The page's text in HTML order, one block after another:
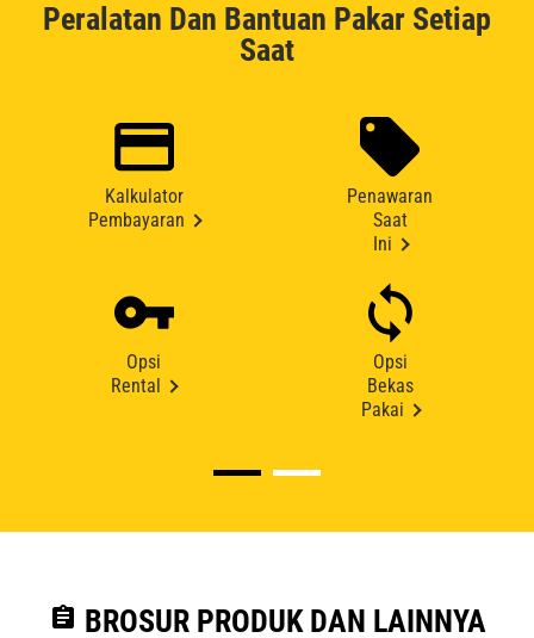
Peralatan Dan Bantuan Pakar Setiap
Saat
Kalkulator
Pembayaran
Penawaran
Saat
Ini
Opsi
Rental
Opsi
Bekas
Pakai
assignment BROSUR PRODUK DAN LAINNYA